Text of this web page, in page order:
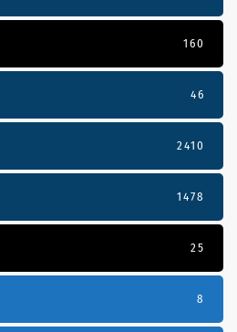
160
46
2410
1478
25
8